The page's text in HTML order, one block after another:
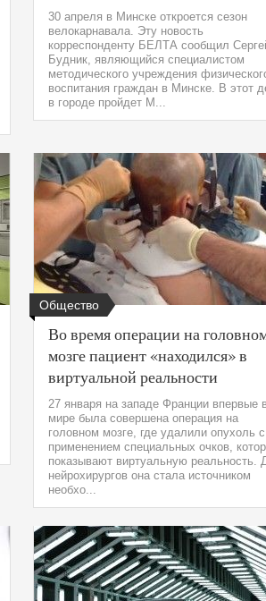
30 апреля в Минске откроется сезон
велокарнавала. Эту новость
корреспонденту БЕЛТА сообщил
Будник, являющийся специалистом
методического учреждения
воспитания граждан в Минске. В этот
в городе пройдет М...
Общество
Во время операции на
мозге пациент «находился» в
виртуальной реальности
27 января на западе Франции впервые
мире была совершена операция на
головном мозге, где удалили опухоль с
применением специальных очков,
показывают виртуальную реальность.
нейрохирургов она стала источником
необхо...